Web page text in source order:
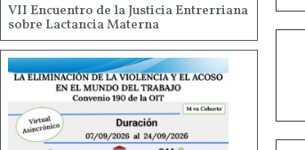
VII Encuentro de la Justicia Entrerriana
sobre Lactancia Materna